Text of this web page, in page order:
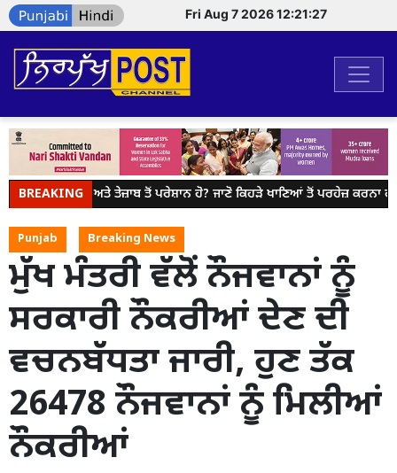
Fri Aug 7 2026 12:21:27
BREAKING
ਐਸਿਡਿਟੀ ਅਤੇ ਤੇਜ਼ਾਬ ਤੋਂ ਪਰੇਸ਼ਾਨ ਹੋ? ਜਾਣੋ ਕਿਹੜੇ ਖਾਣਿਆਂ ਤੋਂ ਪਰਹੇਜ਼ ਕਰਨਾ ਹੈ
Punjab Breaking News
ਮੁੱਖ ਮੰਤਰੀ ਵੱਲੋਂ ਨੌਜਵਾਨਾਂ ਨੂੰ
ਸਰਕਾਰੀ ਨੌਕਰੀਆਂ ਦੇਣ ਦੀ
ਵਚਨਬੱਧਤਾ ਜਾਰੀ, ਹੁਣ ਤੱਕ
26478 ਨੌਜਵਾਨਾਂ ਨੂੰ ਮਿਲੀਆਂ
ਨੌਕਰੀਆਂ